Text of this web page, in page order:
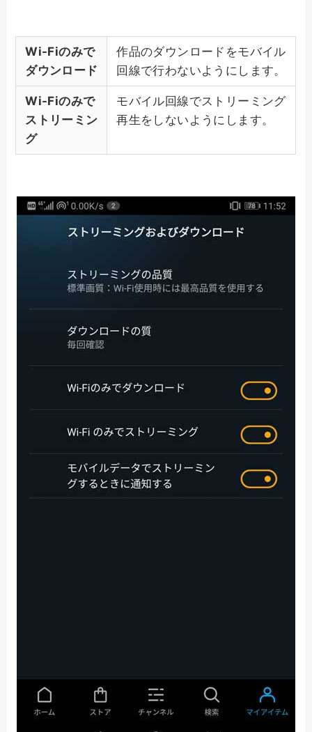
Wi-Fiのみで
ダウンロード
作品のダウンロードをモバイル
回線で行わないようにします。
Wi-Fiのみで
ストリーミン
グ
モバイル回線でストリーミング
再生をしないようにします。